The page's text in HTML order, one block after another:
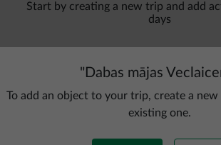
Start by creating a new trip and add
days
Lisada uus
" Dabas mājas
To add an object to your trip, create a
existing one.